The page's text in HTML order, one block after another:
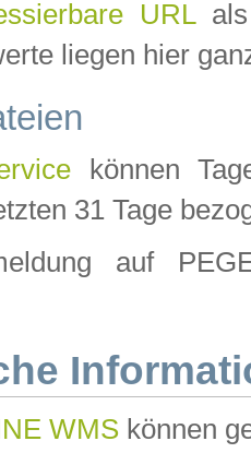
URLals
liegen hier
können
31 Tage
auf
WMS können